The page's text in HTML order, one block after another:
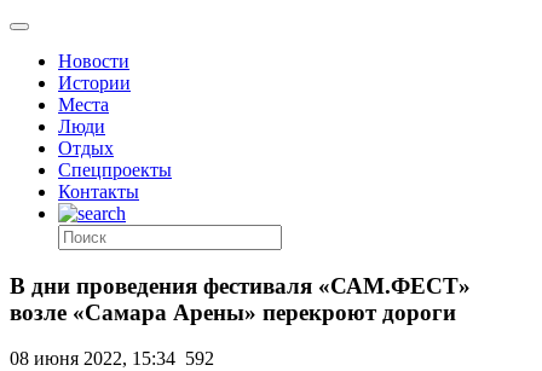
Новости
Истории
Места
Люди
Отдых
Спецпроекты
Контакты
В дни проведения фестиваля «САМ.ФЕСТ»
возле «Самара Арены» перекроют дороги
08 июня 2022, 15:34 592